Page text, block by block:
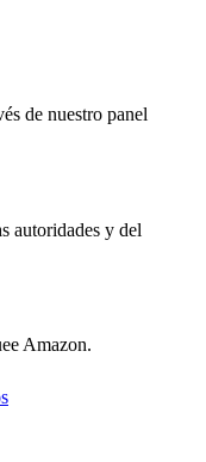
de nuestro panel
autoridades y del
Amazon.